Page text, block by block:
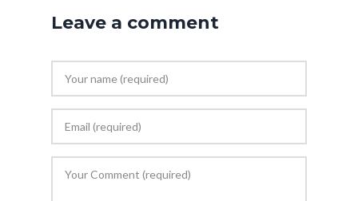
Leave a comment